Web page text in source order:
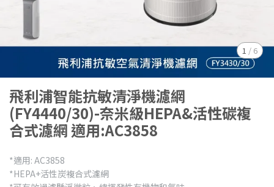
1 / 6
飛利浦智能抗敏清淨機濾網
(FY4440/30)-奈米級HEPA&活性碳複
合式濾網 適用:AC3858
*適用: AC3858
*HEPA+活性炭複合式濾網